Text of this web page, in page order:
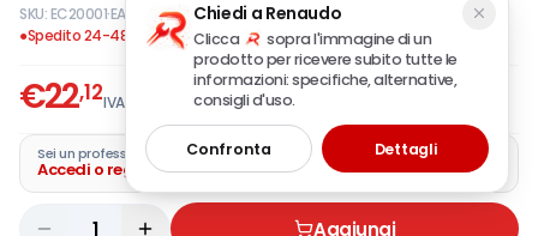
SKU:EC20001·EAN:
8033576770093
●Spedito 24-48 ore
€22,12IVA incl.
Sei un professionista?
Accedi o registra la tua azienda
1 Aggiungi
Chiedi a Renaudo
Clicca
sopra l'immagine di un
prodotto per ricevere subito tutte le
informazioni: specifiche, alternative,
consigli d'uso.
Confronta Dettagli